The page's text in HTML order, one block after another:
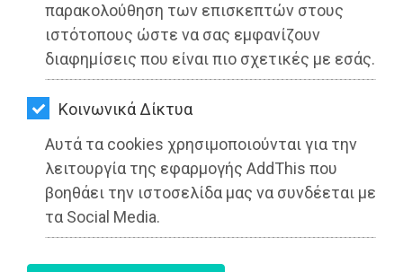
παρακολούθηση των επισκεπτών στους
ιστότοπους ώστε να σας εμφανίζουν
διαφημίσεις που είναι πιο σχετικές με εσάς.
Kοινωνικά Δίκτυα
Αυτά τα cookies χρησιμοποιούνται για την
λειτουργία της εφαρμογής AddThis που
βοηθάει την ιστοσελίδα μας να συνδέεται με
τα Social Media.
ΕΦΗΜΕΡΙΔΕΣ
OΔΗΓΟΣ
ΑΓΟΡΑΣ
ΨΙΘΥΡΟΙ
ΑΠΟΣΤΟΛΗ
ΑΡΘΡΩΝ
Δήμος Ραφήνας-Πικερμίου: Το 3x3GR
National Tour στη Ραφήνα
Διαβάστηκε 4107 φορές